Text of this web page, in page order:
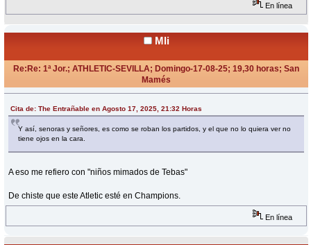
En línea
Mli
Re:Re: 1ª Jor.; ATHLETIC-SEVILLA; Domingo-17-08-25; 19,30 horas; San
Mamés
Cita de: The Entrañable en Agosto 17, 2025, 21:32 Horas
Y así, senoras y señores, es como se roban los partidos, y el que no lo quiera ver no
tiene ojos en la cara.
A eso me refiero con "niños mimados de Tebas"
De chiste que este Atletic esté en Champions.
En línea